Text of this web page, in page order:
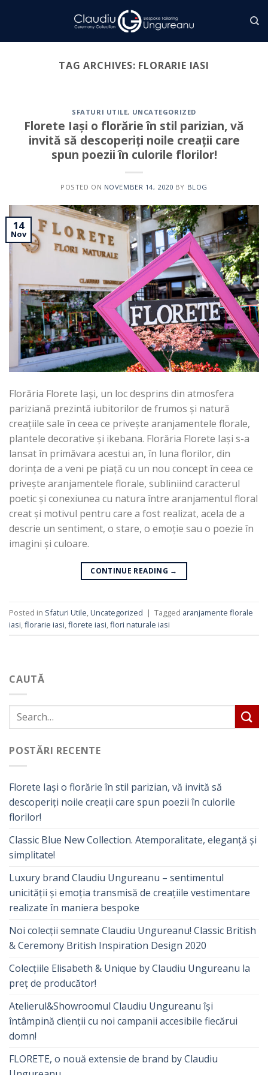
TAG ARCHIVES: FLORARIE IASI
CAUTĂ
POSTĂRI RECENTE
Florete Iași o florărie în stil parizian, vă invită să
descoperiți noile creații care spun poezii în culorile
florilor!
Classic Blue New Collection. Atemporalitate, eleganță și
simplitate!
Luxury brand Claudiu Ungureanu – sentimentul
unicității și emoția transmisă de creațiile vestimentare
realizate în maniera bespoke
Noi colecții semnate Claudiu Ungureanu! Classic British
& Ceremony British Inspiration Design 2020
Colecțiile Elisabeth & Unique by Claudiu Ungureanu la
preț de producător!
Atelierul&Showroomul Claudiu Ungureanu își
întâmpină clienții cu noi campanii accesibile fiecărui
domn!
FLORETE, o nouă extensie de brand by Claudiu
SFATURI UTILE, UNCATEGORIZED
Florete Iași o florărie în stil parizian, vă
invită să descoperiți noile creații care
spun poezii în culorile florilor!
POSTED ON NOVEMBER 14, 2020 BY BLOG
14
Nov
Florăria Florete Iași, un loc desprins din atmosfera
pariziană prezintă iubitorilor de frumos și natură
creațiile sale în ceea ce privește aranjamentele florale,
plantele decorative și ikebana. Florăria Florete Iași s-a
lansat în primăvara acestui an, în luna florilor, din
dorința de a veni pe piață cu un nou concept în ceea ce
privește aranjamentele florale, subliniind caracterul
poetic și conexiunea cu natura între aranjamentul floral
creat și motivul pentru care a fost realizat, acela de a
descrie un sentiment, o stare, o emoție sau o poezie în
imagini și culoare.
CONTINUE READING →
Posted in Sfaturi Utile,Uncategorized | Tagged aranjamente florale
iasi,florarie iasi,florete iasi,flori naturale iasi